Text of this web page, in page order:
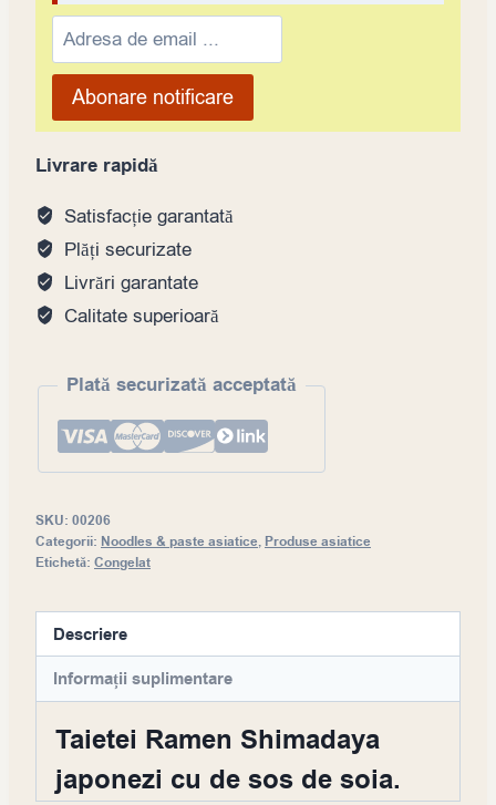
Enter
your
email
address
join
the
waitlist
product
Abonare notificare
Livrare rapidă
Satisfacție garantată
Plăți securizate
Livrări garantate
Calitate superioară
Plată securizată acceptată
SKU: 00206
Categorii: Noodles & paste asiatice, Produse asiatice
Etichetă: Congelat
Descriere
Informații suplimentare
Taietei Ramen Shimadaya
japonezi cu de sos de soia.